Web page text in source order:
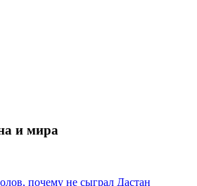
и мира
почему не сыграл Дастан